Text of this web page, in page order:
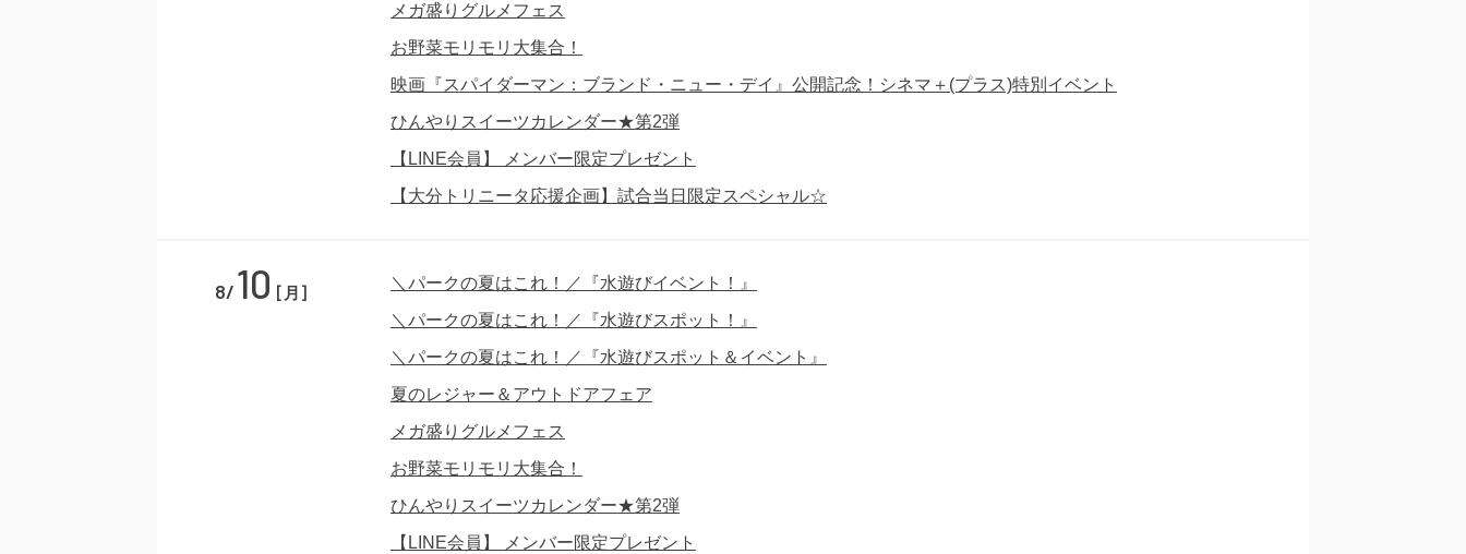
メガ盛りグルメフェス
お野菜モリモリ大集合！
映画『スパイダーマン：ブランド・ニュー・デイ』公開記念！シネマ＋(プラス)特別イベント
ひんやりスイーツカレンダー★第2弾
【LINE会員】 メンバー限定プレゼント
【大分トリニータ応援企画】試合当日限定スペシャル☆
8/10 [月]
＼パークの夏はこれ！／『水遊びイベント！』
＼パークの夏はこれ！／『水遊びスポット！』
＼パークの夏はこれ！／『水遊びスポット＆イベント』
夏のレジャー＆アウトドアフェア
メガ盛りグルメフェス
お野菜モリモリ大集合！
ひんやりスイーツカレンダー★第2弾
【LINE会員】 メンバー限定プレゼント